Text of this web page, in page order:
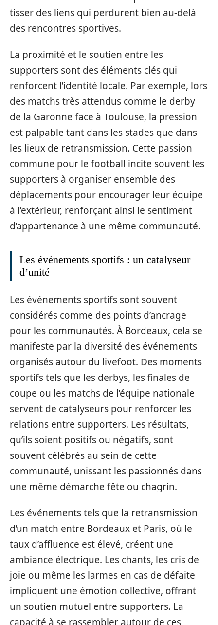
tisser des liens qui perdurent bien au-delà
des rencontres sportives.
La proximité et le soutien entre les
supporters sont des éléments clés qui
renforcent l’identité locale. Par exemple, lors
des matchs très attendus comme le derby
de la Garonne face à Toulouse, la pression
est palpable tant dans les stades que dans
les lieux de retransmission. Cette passion
commune pour le football incite souvent les
supporters à organiser ensemble des
déplacements pour encourager leur équipe
à l’extérieur, renforçant ainsi le sentiment
d’appartenance à une même communauté.
Les événements sportifs : un catalyseur
d’unité
Les événements sportifs sont souvent
considérés comme des points d’ancrage
pour les communautés. À Bordeaux, cela se
manifeste par la diversité des événements
organisés autour du livefoot. Des moments
sportifs tels que les derbys, les finales de
coupe ou les matchs de l’équipe nationale
servent de catalyseurs pour renforcer les
relations entre supporters. Les résultats,
qu’ils soient positifs ou négatifs, sont
souvent célébrés au sein de cette
communauté, unissant les passionnés dans
une même démarche fête ou chagrin.
Les événements tels que la retransmission
d’un match entre Bordeaux et Paris, où le
taux d’affluence est élevé, créent une
ambiance électrique. Les chants, les cris de
joie ou même les larmes en cas de défaite
impliquent une émotion collective, offrant
un soutien mutuel entre supporters. La
capacité à se rassembler autour de ces